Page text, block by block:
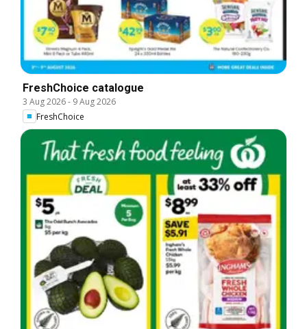
FreshChoice catalogue
3 Aug 2026- 9 Aug 2026
FreshChoice